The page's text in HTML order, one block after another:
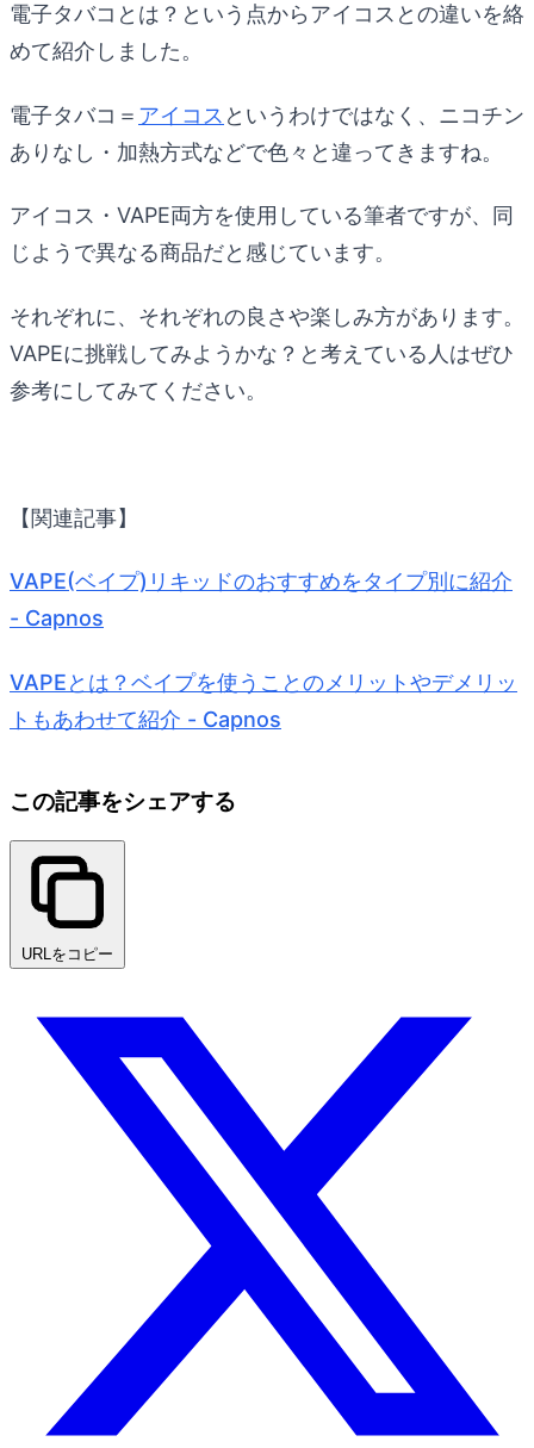
電子タバコとは？という点からアイコスとの違いを絡
めて紹介しました。
電子タバコ＝ アイコス というわけではなく、ニコチン
ありなし・加熱方式などで色々と違ってきますね。
アイコス・VAPE両方を使用している筆者ですが、同
じようで異なる商品だと感じています。
それぞれに、それぞれの良さや楽しみ方があります。
VAPEに挑戦してみようかな？と考えている人はぜひ
参考にしてみてください。
【関連記事】
VAPE(ベイプ)リキッドのおすすめをタイプ別に紹介
- Capnos
VAPEとは？ベイプを使うことのメリットやデメリッ
トもあわせて紹介 - Capnos
この記事をシェアする
URLをコピー